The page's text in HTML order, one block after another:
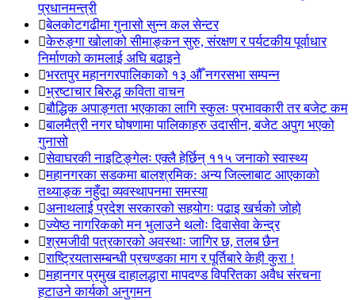
प्रधानमन्त्री
बेलकोटगढीमा गुनासो सुन्न कल सेन्टर
केरुङ्गा खोलाको सीमाङ्कन सुरु, संरक्षण र पर्यटकीय पूर्वाधार
निर्माणको कामलाई अघि बढाइने
भरतपुर महानगरपालिकाको १३ औँ नगरसभा सम्पन्न
भ्रष्टाचार बिरुद्ध कविता वाचन
बौद्धिक अपाङ्गता भएकाका लागि स्कुलः प्रभावकारी तर बजेट कम
बालमैत्री नगर घोषणामा पालिकाहरु उदासीन, बजेट अपुग भएको
गुनासो
सेवाघरकी नाइटिङ्गेलः एक्लै हेर्छिन् ११५ जनाको स्वास्थ्य
महानगरका सडकमा बालश्रमिक: अन्य जिल्लाबाट आएकाको
तथ्याङ्क नहुँदा व्यवस्थापनमा समस्या
अनाथलाई प्रदेश सरकारको सहयोगः पढाइ खर्चको जोहो
ज्येष्ठ नागरिकको मन भुलाउने थलोः दिवासेवा केन्द्र
श्रमजीवी पत्रकारको अवस्थाः जागिर छ, तलब छैन
राष्ट्रियतासम्बन्धी प्रचण्डका माग र पूर्तिबारे केही कुरा !
महानगर प्रमुख दाहालद्धारा मापदण्ड विपरितका अवैध संरचना
हटाउने कार्यको अनुगमन